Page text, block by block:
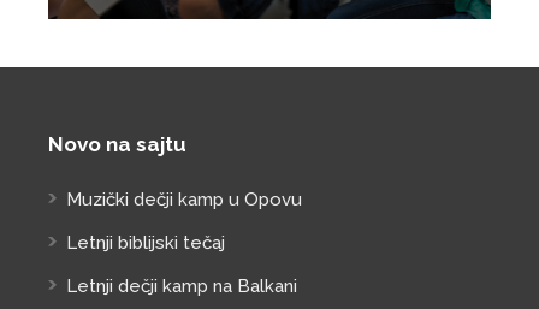
Novo na sajtu
Muzički dečji kamp u Opovu
Letnji biblijski tečaj
Letnji dečji kamp na Balkani